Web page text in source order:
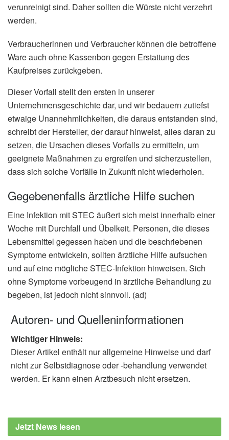
verunreinigt sind. Daher sollten die Würste nicht verzehrt
werden.
Verbraucherinnen und Verbraucher können die betroffene
Ware auch ohne Kassenbon gegen Erstattung des
Kaufpreises zurückgeben.
Dieser Vorfall stellt den ersten in unserer
Unternehmensgeschichte dar, und wir bedauern zutiefst
etwaige Unannehmlichkeiten, die daraus entstanden sind,
schreibt der Hersteller, der darauf hinweist, alles daran zu
setzen, die Ursachen dieses Vorfalls zu ermitteln, um
geeignete Maßnahmen zu ergreifen und sicherzustellen,
dass sich solche Vorfälle in Zukunft nicht wiederholen.
Gegebenenfalls ärztliche Hilfe suchen
Eine Infektion mit STEC äußert sich meist innerhalb einer
Woche mit Durchfall und Übelkeit. Personen, die dieses
Lebensmittel gegessen haben und die beschriebenen
Symptome entwickeln, sollten ärztliche Hilfe aufsuchen
und auf eine mögliche STEC-Infektion hinweisen. Sich
ohne Symptome vorbeugend in ärztliche Behandlung zu
begeben, ist jedoch nicht sinnvoll. (ad)
Autoren- und Quelleninformationen
Wichtiger Hinweis:
Dieser Artikel enthält nur allgemeine Hinweise und darf
nicht zur Selbstdiagnose oder -behandlung verwendet
werden. Er kann einen Arztbesuch nicht ersetzen.
Jetzt News lesen